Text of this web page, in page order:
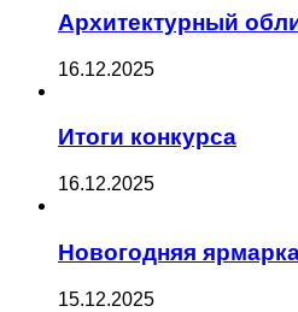
Архитектурный
16.12.2025
Итоги конкурса
16.12.2025
Новогодняя
15.12.2025